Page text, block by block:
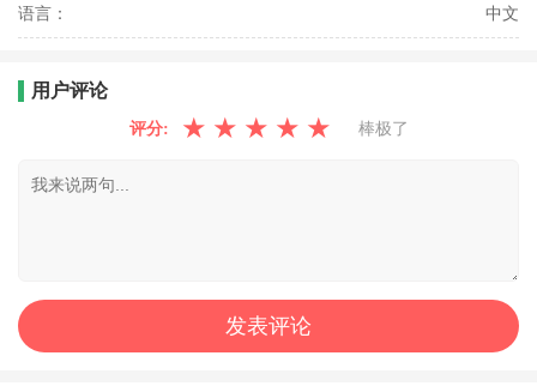
语言： 中文
用户评论
评分: ★ ★ ★ ★ ★ 棒极了